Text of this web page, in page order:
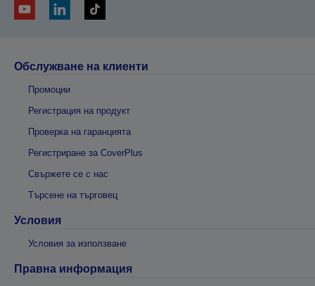
Обслужване на клиенти
Промоции
Регистрация на продукт
Проверка на гаранцията
Регистриране за CoverPlus
Свържете се с нас
Търсене на търговец
Условия
Условия за използване
Правна информация